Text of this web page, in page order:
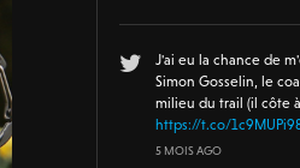
J'ai eu la chance de
Simon Gosselin, le
milieu du trail (il côte
https://t.co/
5 MOIS AGO